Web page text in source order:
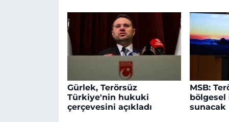
Gürlek, Terörsüz
Türkiye'nin hukuki
çerçevesini açıkladı
MSB:
bölgesel
sunacak